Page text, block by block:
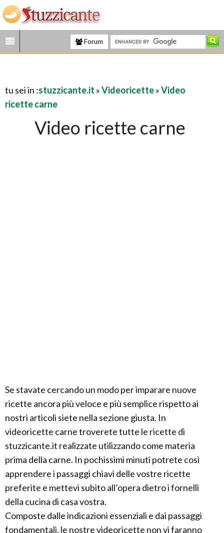
Forum
tu sei in :stuzzicante.it »Videoricette»Video
ricette carne
Video ricette carne
Se stavate cercando un modo per imparare nuove
ricette ancora più veloce e più semplice rispetto ai
nostri articoli siete nella sezione giusta. In
videoricette carne troverete tutte le ricette di
stuzzicante.it realizzate utilizzando come materia
prima della carne. In pochissimi minuti potrete così
apprendere i passaggi chiavi delle vostre ricette
preferite e mettevi subito all’opera dietro i fornelli
della cucina di casa vostra.
Composte dalle indicazioni essenziali e dai passaggi
fondamentali, le nostre videoricette non vi faranno